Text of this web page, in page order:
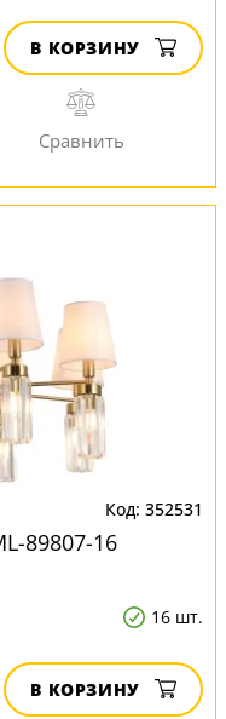
В КОРЗИНУ
352531
89807-16
16 шт.
В КОРЗИНУ